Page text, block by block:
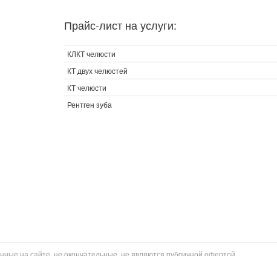
Прайс-лист на услуги:
КЛКТ челюсти
КТ двух челюстей
КТ челюсти
Рентген зуба
на сайте, не окончательные, не являются публичной офертой.